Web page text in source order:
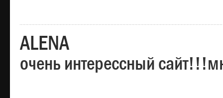
ALENA
очень интерессный